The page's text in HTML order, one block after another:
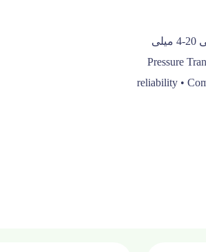
ترانسمیتر فشار روزمونت مدل 1151 دارای رنج های مختلف با خروجی 20-4 میلی
Pressure
reliability •